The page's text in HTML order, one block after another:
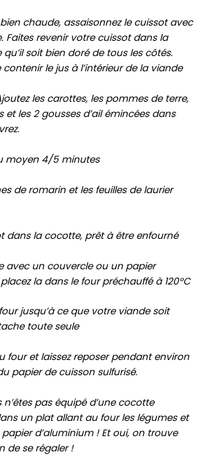
bien chaude, assaisonnez le cuissot avec
Faites revenir votre cuissot dans la
soit bien doré de tous les côtés.
le jus à l’intérieur de la viande
les carottes, les pommes de terre,
et les 2 gousses d’ail émincées dans
moyen 4/5 minutes
de romarin et les feuilles de laurier
dans la cocotte, prêt à être enfourné
avec un couvercle ou un papier
la dans le four préchauffé à 120°C
jusqu’à ce que votre viande soit
toute seule
four et laissez reposer pendant environ
papier de cuisson sulfurisé.
n’êtes pas équipé d’une cocotte
un plat allant au four les légumes et
d’aluminium ! Et oui, on trouve
de se régaler !